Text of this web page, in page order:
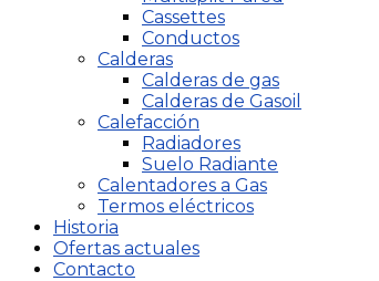
Cassettes
Conductos
Calderas
Calderas de gas
Calderas de Gasoil
Calefacción
Radiadores
Suelo Radiante
Calentadores a Gas
Termos eléctricos
Historia
Ofertas actuales
Contacto